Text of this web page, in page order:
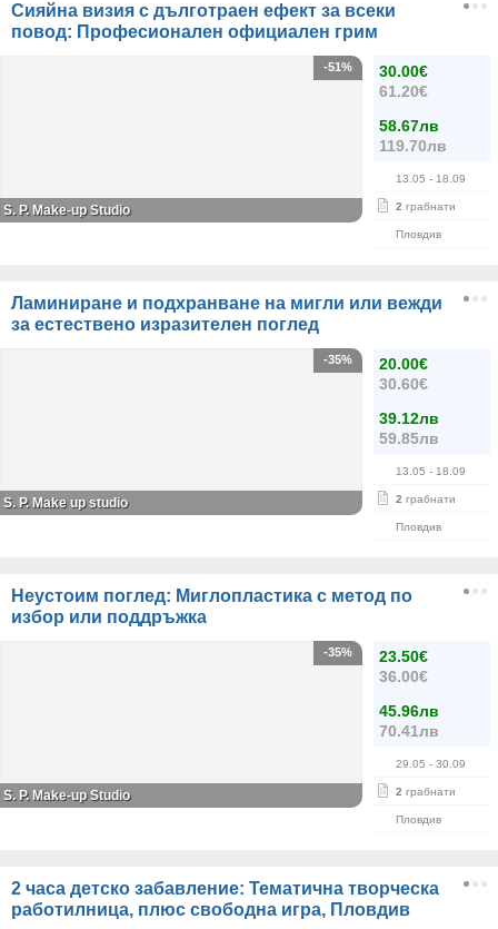
Сияйна визия с дълготраен ефект за всеки
повод: Професионален официален грим
30.00€
61.20€
58.67лв
119.70лв
13.05 - 18.09
2 грабнати
Пловдив
-51%
S. P. Make-up Studio
Ламиниране и подхранване на мигли или вежди
за естествено изразителен поглед
20.00€
30.60€
39.12лв
59.85лв
13.05 - 18.09
2 грабнати
Пловдив
-35%
S. P. Мake up studio
Неустоим поглед: Миглопластика с метод по
избор или поддръжка
23.50€
36.00€
45.96лв
70.41лв
29.05 - 30.09
2 грабнати
Пловдив
-35%
S. P. Make-up Studio
2 часа детско забавление: Тематична творческа
работилница, плюс свободна игра, Пловдив